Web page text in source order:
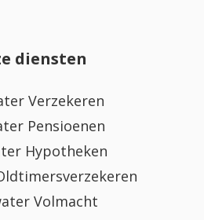
diensten
Verzekeren
Pensioenen
Hypotheken
Volmacht